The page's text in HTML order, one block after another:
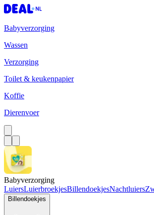
Babyverzorging
Wassen
Verzorging
Toilet & keukenpapier
Koffie
Dierenvoer
Babyverzorging
LuiersLuierbroekjesBillendoekjesNachtluiers
Billendoekjes